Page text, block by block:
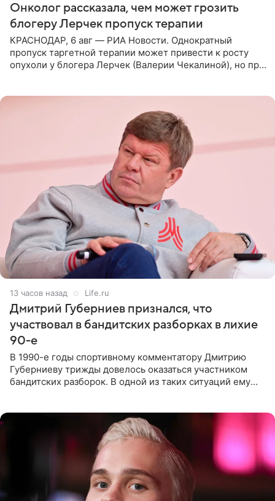
Онколог рассказала, чем может грозить
блогеру Лерчек пропуск терапии
КРАСНОДАР, 6 авг — РИА Новости. Однократный
пропуск таргетной терапии может привести к росту
опухоли у блогера Лерчек (Валерии Чекалиной), но при
13 часов назад Life.ru
Дмитрий Губерниев признался, что
участвовал в бандитских разборках в лихие
90-е
В 1990-е годы спортивному комментатору Дмитрию
Губерниеву трижды довелось оказаться участником
бандитских разборок. В одной из таких ситуаций ему